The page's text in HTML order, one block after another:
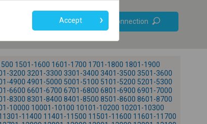
Online ticket only
Find connection
+
1501-1600 1601-1700 1701-1800 1801-1900
3200 3201-3300 3301-3400 3401-3500 3501-3600
4900 4901-5000 5001-5100 5101-5200 5201-5300
6600 6601-6700 6701-6800 6801-6900 6901-7000
8300 8301-8400 8401-8500 8501-8600 8601-8700
10000 10001-10100 10101-10200 10201-10300
11400 11401-11500 11501-11600 11601-11700
Accept